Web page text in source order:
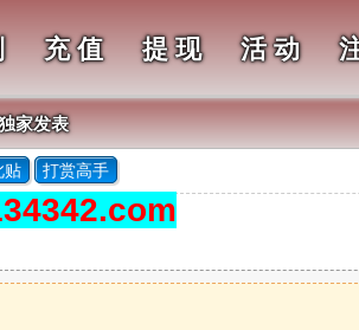
充 值 提 现 活 动
家发表
贴 打赏高手